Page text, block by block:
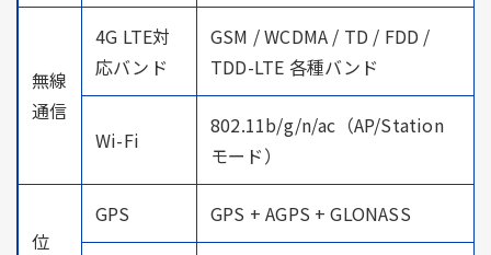
無線
通信
4G LTE対
応バンド
GSM / WCDMA / TD / FDD /
TDD-LTE 各種バンド
Wi-Fi
802.11b/g/n/ac（AP/Station
モード）
位
GPS GPS + AGPS + GLONASS